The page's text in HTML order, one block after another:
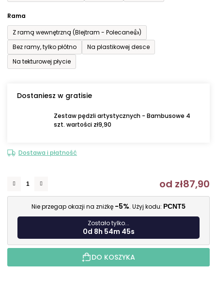
Rama
Z ramą wewnętrzną (Blejtram - Polecane👍)
Bez ramy, tylko płótno
Na plastikowej desce
Na tekturowej płycie
Dostaniesz w gratisie
Zestaw pędzli artystycznych - Bambusowe 4
szt. wartości zł9,90
Dostawa i płatność
od zł87,90
Nie przegap okazji na zniżkę -5%. Użyj kodu: PCNT5
Zostało tylko...
0d 8h 54m 44s
DO KOSZYKA